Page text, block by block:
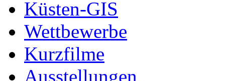
Küsten-GIS
Wettbewerbe
Kurzfilme
Ausstellungen